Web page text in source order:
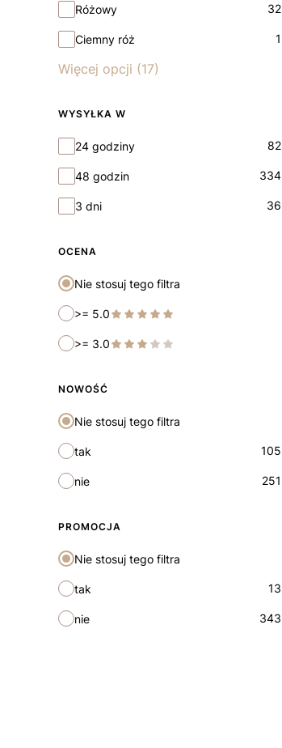
Różowy 32
Ciemny róż 1
Więcej opcji (17)
WYSYŁKA W
Wysyłka w
24 godziny 82
48 godzin 334
3 dni 36
OCENA
Nie stosuj tego filtra
>= 5.0
>= 3.0
NOWOŚĆ
Nie stosuj tego filtra
tak 105
nie 251
PROMOCJA
Nie stosuj tego filtra
tak 13
nie 343